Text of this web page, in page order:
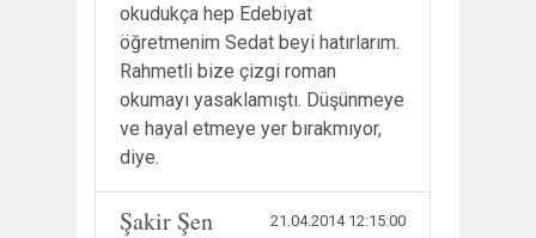
okudukça hep Edebiyat
öğretmenim Sedat beyi hatırlarım.
Rahmetli bize çizgi roman
okumayı yasaklamıştı. Düşünmeye
ve hayal etmeye yer bırakmıyor,
diye.
Şakir Şen 21.04.2014 12:15:00